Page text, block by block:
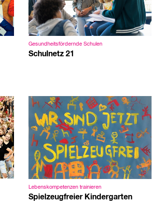
Gesundheitsfördernde Schulen
Schulnetz 21
Lebenskompetenzen trainieren
Spielzeugfreier Kindergarten